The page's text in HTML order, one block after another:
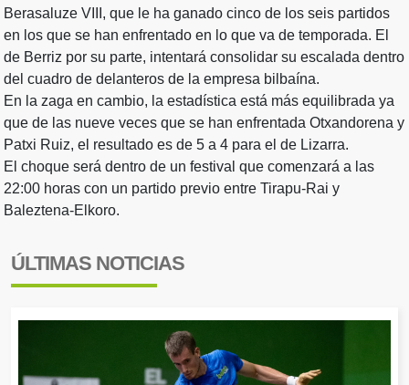
Berasaluze VIII, que le ha ganado cinco de los seis partidos
en los que se han enfrentado en lo que va de temporada. El
de Berriz por su parte, intentará consolidar su escalada dentro
del cuadro de delanteros de la empresa bilbaína.
En la zaga en cambio, la estadística está más equilibrada ya
que de las nueve veces que se han enfrentada Otxandorena y
Patxi Ruiz, el resultado es de 5 a 4 para el de Lizarra.
El choque será dentro de un festival que comenzará a las
22:00 horas con un partido previo entre Tirapu-Rai y
Baleztena-Elkoro.
ÚLTIMAS NOTICIAS